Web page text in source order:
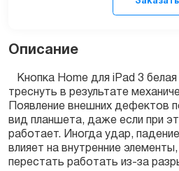
Описание
Кнопка Home для iPad 3
треснуть в результате
Появление внешних дефектов
вид планшета, даже если при
работает. Иногда удар,
влияет на внутренние
перестать работать из-за